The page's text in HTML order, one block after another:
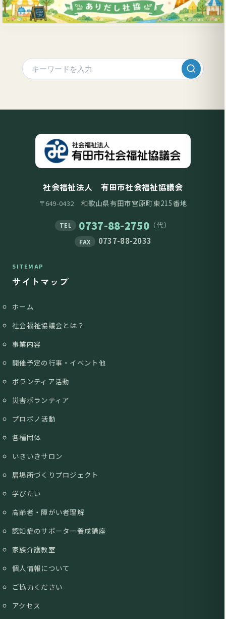
社会福祉法人 有田市社会福祉協議会
〒649-0432 和歌山県有田市宮原町東215番地
TEL 0737-88-2750（代）
FAX 0737-88-2033
SITEMAP
サイトマップ
ホーム
社会福祉協議会とは？
事業内容
開催予定の行事・イベント他
ボランティア活動
災害ボランティア
プロボノ活動
各種団体
いきいきサロン
居場所づくりプロジェクト
学びたい
高齢者・障がい者理解
認知症のサポーター養成講座
家族介護教室
個人情報について
ご協力ください
アクセス